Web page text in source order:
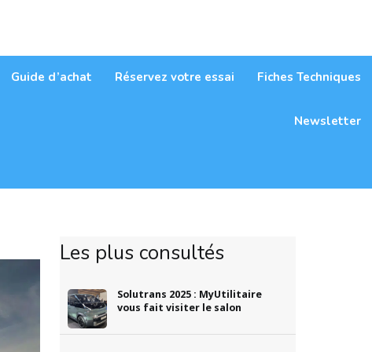
Guide d’achat Réservez votre essai Fiches Techniques
Newsletter
Les plus consultés
Solutrans 2025 : MyUtilitaire
vous fait visiter le salon